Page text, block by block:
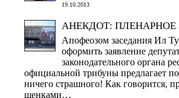
19.10.2013
АНЕКДОТ:
Апофеозом заседания Ил
оформить заявление
законодательного органа
официальной трибуны предлагает
ничего страшного! Как говорится,
щенками…